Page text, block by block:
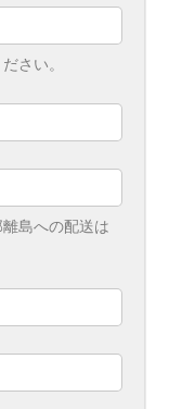
さい。
島への配送は